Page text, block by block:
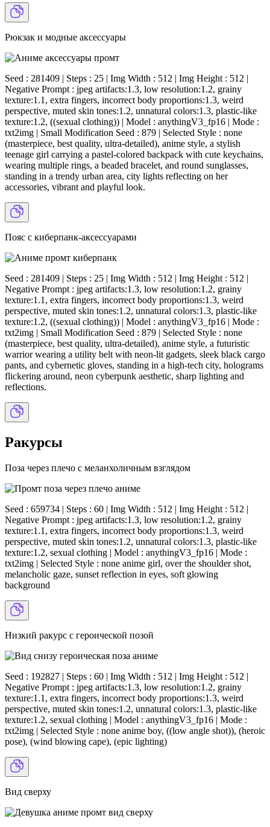
Рюкзак и модные аксессуары
Seed : 281409 | Steps : 25 | Img Width : 512 | Img Height : 512 |
Negative Prompt : jpeg artifacts:1.3, low resolution:1.2, grainy
texture:1.1, extra fingers, incorrect body proportions:1.3, weird
perspective, muted skin tones:1.2, unnatural colors:1.3, plastic-like
texture:1.2, ((sexual clothing)) | Model : anythingV3_fp16 | Mode :
txt2img | Small Modification Seed : 879 | Selected Style : none
(masterpiece, best quality, ultra-detailed), anime style, a stylish
teenage girl carrying a pastel-colored backpack with cute keychains,
wearing multiple rings, a beaded bracelet, and round sunglasses,
standing in a trendy urban area, city lights reflecting on her
accessories, vibrant and playful look.
Пояс с киберпанк-аксессуарами
Seed : 281409 | Steps : 25 | Img Width : 512 | Img Height : 512 |
Negative Prompt : jpeg artifacts:1.3, low resolution:1.2, grainy
texture:1.1, extra fingers, incorrect body proportions:1.3, weird
perspective, muted skin tones:1.2, unnatural colors:1.3, plastic-like
texture:1.2, ((sexual clothing)) | Model : anythingV3_fp16 | Mode :
txt2img | Small Modification Seed : 879 | Selected Style : none
(masterpiece, best quality, ultra-detailed), anime style, a futuristic
warrior wearing a utility belt with neon-lit gadgets, sleek black cargo
pants, and cybernetic gloves, standing in a high-tech city, holograms
flickering around, neon cyberpunk aesthetic, sharp lighting and
reflections.
Ракурсы
Поза через плечо с меланхоличным взглядом
Seed : 659734 | Steps : 60 | Img Width : 512 | Img Height : 512 |
Negative Prompt : jpeg artifacts:1.3, low resolution:1.2, grainy
texture:1.1, extra fingers, incorrect body proportions:1.3, weird
perspective, muted skin tones:1.2, unnatural colors:1.3, plastic-like
texture:1.2, sexual clothing | Model : anythingV3_fp16 | Mode :
txt2img | Selected Style : none anime girl, over the shoulder shot,
melancholic gaze, sunset reflection in eyes, soft glowing
background
Низкий ракурс с героической позой
Seed : 192827 | Steps : 60 | Img Width : 512 | Img Height : 512 |
Negative Prompt : jpeg artifacts:1.3, low resolution:1.2, grainy
texture:1.1, extra fingers, incorrect body proportions:1.3, weird
perspective, muted skin tones:1.2, unnatural colors:1.3, plastic-like
texture:1.2, sexual clothing | Model : anythingV3_fp16 | Mode :
txt2img | Selected Style : none anime boy, ((low angle shot)), (heroic
pose), (wind blowing cape), (epic lighting)
Вид сверху